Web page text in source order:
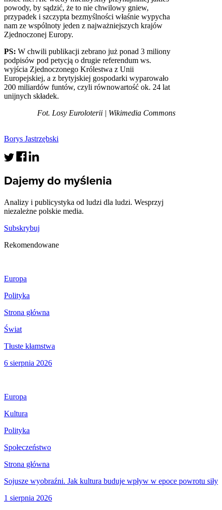
powody, by sądzić, że to nie chwilowy gniew,
przypadek i szczypta bezmyślności właśnie wypycha
nam ze wspólnoty jeden z najważniejszych krajów
Zjednoczonej Europy.
PS: W chwili publikacji zebrano już ponad 3 miliony
podpisów pod petycją o drugie referendum ws.
wyjścia Zjednoczonego Królestwa z Unii
Europejskiej, a z brytyjskiej gospodarki wyparowało
200 miliardów funtów, czyli równowartość ok. 24 lat
unijnych składek.
Fot. Losy Euroloterii | Wikimedia Commons
Borys Jastrzębski
Dajemy do myślenia
Analizy i publicystyka od ludzi dla ludzi. Wesprzyj
niezależne polskie media.
Subskrybuj
Rekomendowane
Europa
Polityka
Strona główna
Świat
Tłuste kłamstwa
6 sierpnia 2026
Europa
Kultura
Polityka
Społeczeństwo
Strona główna
Sojusze wyobraźni. Jak kultura buduje wpływ w epoce powrotu siły
1 sierpnia 2026